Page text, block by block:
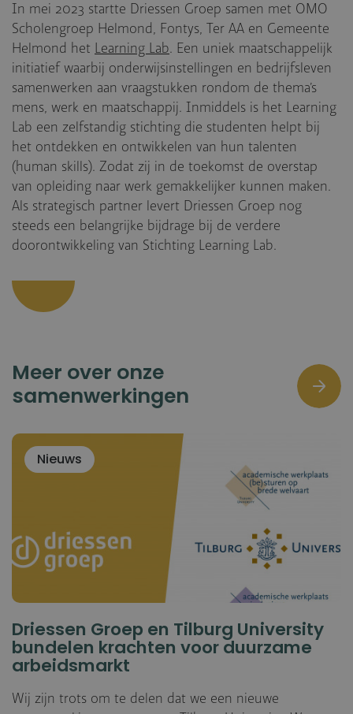
In mei 2023 startte Driessen Groep samen met OMO
Scholengroep Helmond, Fontys, Ter AA en Gemeente
Helmond het Learning Lab. Een uniek maatschappelijk
initiatief waarbij onderwijsinstellingen en bedrijfsleven
samenwerken aan vraagstukken rondom de thema’s
mens, werk en maatschappij. Inmiddels is het Learning
Lab een zelfstandig stichting die studenten helpt bij
het ontdekken en ontwikkelen van hun talenten
(human skills). Zodat zij in de toekomst de overstap
van opleiding naar werk gemakkelijker kunnen maken.
Als strategisch partner levert Driessen Groep nog
steeds een belangrijke bijdrage bij de verdere
doorontwikkeling van Stichting Learning Lab.
Meer over onze
samenwerkingen
Nieuws
Driessen Groep en Tilburg University
bundelen krachten voor duurzame
arbeidsmarkt
Wij zijn trots om te delen dat we een nieuwe